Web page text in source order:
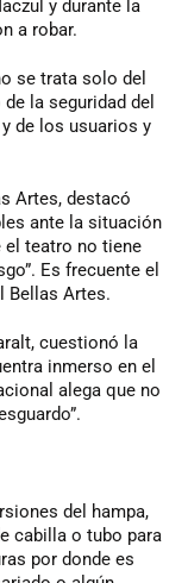
y durante la
a robar.
se trata solo del
la seguridad del
de los usuarios y
Artes, destacó
ante la situación
el teatro no tiene
Es frecuente el
Bellas Artes.
cuestionó la
inmerso en el
alega que no
del hampa,
cabilla o tubo para
por donde es